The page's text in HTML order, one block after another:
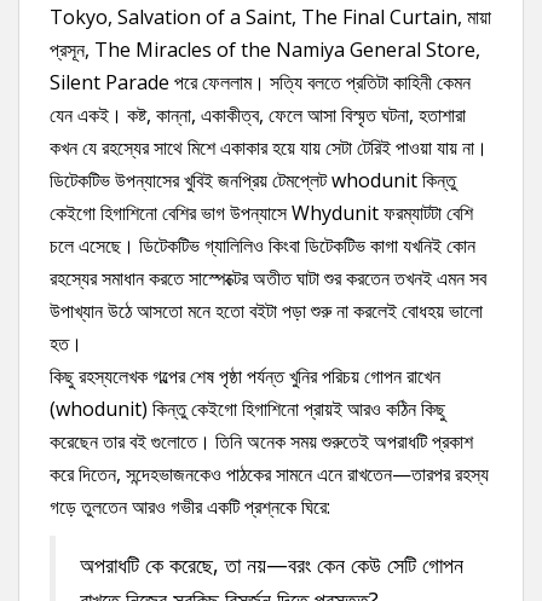
Tokyo, Salvation of a Saint, The Final Curtain, মায়া
প্রসূন, The Miracles of the Namiya General Store,
Silent Parade পরে ফেললাম। সত্যি বলতে প্রতিটা কাহিনী কেমন
যেন একই। কষ্ট, কান্না, একাকীত্ব, ফেলে আসা বিস্মৃত ঘটনা, হতাশারা
কখন যে রহস্যের সাথে মিশে একাকার হয়ে যায় সেটা টেরিই পাওয়া যায় না।
ডিটেকটিভ উপন্যাসের খুবিই জনপ্রিয় টেমপ্লেট whodunit কিন্তু
কেইগো হিগাশিনো বেশির ভাগ উপন্যাসে Whydunit ফরম্যাটটা বেশি
চলে এসেছে। ডিটেকটিভ গ্যালিলিও কিংবা ডিটেকটিভ কাগা যখনিই কোন
রহস্যের সমাধান করতে সাস্পেক্টের অতীত ঘাটা শুর করতেন তখনই এমন সব
উপাখ্যান উঠে আসতো মনে হতো বইটা পড়া শুরু না করলেই বোধহয় ভালো
হত।
কিছু রহস্যলেখক গল্পের শেষ পৃষ্ঠা পর্যন্ত খুনির পরিচয় গোপন রাখেন
(whodunit) কিন্তু কেইগো হিগাশিনো প্রায়ই আরও কঠিন কিছু
করেছেন তার বই গুলোতে। তিনি অনেক সময় শুরুতেই অপরাধটি প্রকাশ
করে দিতেন, সন্দেহভাজনকেও পাঠকের সামনে এনে রাখতেন—তারপর রহস্য
গড়ে তুলতেন আরও গভীর একটি প্রশ্নকে ঘিরে:
অপরাধটি কে করেছে, তা নয়—বরং কেন কেউ সেটি গোপন